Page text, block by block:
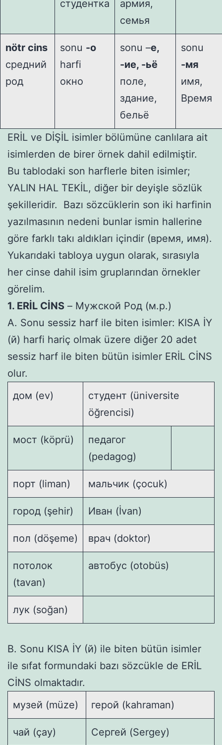
студентка
армия,
семья
nötr cins
средний
род
sonu -о
harfi
окно
sonu –е,
-ие, -ьё
поле,
здание,
бeльё
sonu
-мя
имя,
Время
ERİL ve DİŞİL isimler bölümüne canlılara ait
isimlerden de birer örnek dahil edilmiştir.
Bu tablodaki son harflerle biten isimler;
YALIN HAL TEKİL, diğer bir deyişle sözlük
şekilleridir. Bazı sözcüklerin son iki harfinin
yazılmasının nedeni bunlar ismin hallerine
göre farklı takı aldıkları içindir (время, имя).
Yukarıdaki tabloya uygun olarak, sırasıyla
her cinse dahil isim gruplarından örnekler
görelim.
1. ERİL CİNS – Мужской Род (м.р.)
А. Sonu sessiz harf ile biten isimler: KISA İY
(й) harfi hariç olmak üzere diğer 20 adet
sessiz harf ile biten bütün isimler ERİL CİNS
olur.
дом (ev)
студент (üniversite
öğrencisi)
мост (köprü)
педагог
(pedagog)
порт (liman) мальчик (çocuk)
город (şehir) Иван (İvan)
пол (döşeme) врач (doktor)
потолок
(tavan)
автобус (otobüs)
лук (soğan)
B. Sonu KISA İY (й) ile biten bütün isimler
ile sıfat formundaki bazı sözcükle de ERİL
CİNS olmaktadır.
музей (müze)
герой (kahraman)
чай (çay) Сергей (Sergey)